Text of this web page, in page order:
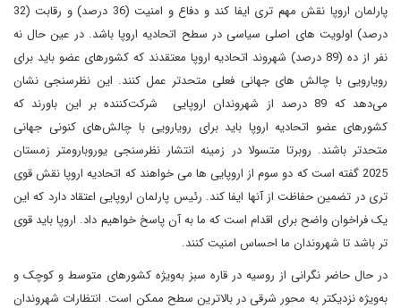
پارلمان اروپا نقش مهم تری ایفا کند و دفاع و امنیت (36 درصد) و رقابت (32
درصد) اولویت های اصلی سیاسی در سطح اتحادیه اروپا باشد. در عین حال نه
نفر از ده (89 درصد) شهروند اتحادیه اروپا معتقدند که کشورهای عضو باید برای
رویارویی با چالش های جهانی فعلی متحدتر عمل کنند. این نظرسنجی نشان
می‌دهد که 89 درصد از شهروندان اروپایی شرکت‌کننده بر این باورند که
کشورهای عضو اتحادیه اروپا باید برای رویارویی با چالش‌های کنونی جهانی
متحدتر باشند. روبرتا متسولا در زمینه انتشار نظرسنجی یوروبارومتر زمستان
2025 گفته است که دو سوم از اروپایی ها می خواهند که اتحادیه اروپا نقش قوی
تری در تضمین حفاظت از آنها ایفا کند. رئیس پارلمان اروپایی اعتقاد دارد که این
یک فراخوان واضح برای اقدام است که ما به آن پاسخ خواهیم داد. اروپا باید قوی
تر باشد تا شهروندان ما احساس امنیت کنند.
در حال حاضر نگرانی از روسیه در قاره سبز به‌ویژه کشورهای متوسط و کوچک و
به‌ویژه نزدیکتر به محور شرقی در بالاترین سطح ممکن است. انتظارات شهروندان